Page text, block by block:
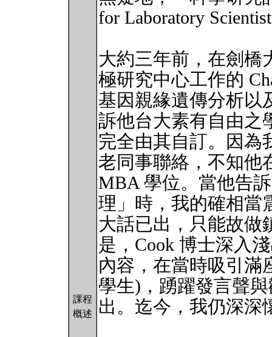
課程
概述
for Laboratory
大約三年前，在劍橋
極研究中心工作的
基因親緣遺傳分析以
訴他台大素有自由之
完全由其自訂。因為
老同事聯絡，不知他
MBA 學位。當他告
理」時，我的確相當
大話已出，只能故做
是，Cook 博士深入
內容，在當時吸引滿
學生)，踴躍發言聲
出。迄今，我仍深深